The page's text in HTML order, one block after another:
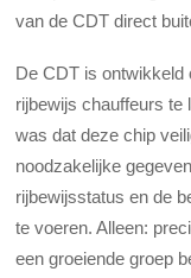
van de CDT direct
De CDT is
rijbewijs chauffeurs te
was dat deze chip
noodzakelijke
rijbewijsstatus en de
te voeren. Alleen:
een groeiende groep